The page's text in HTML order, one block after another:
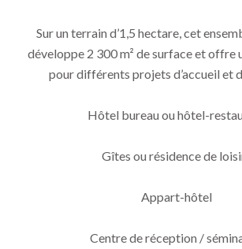
Sur un terrain d’1,5 hectare, cet
développe 2 300 m² de surface et
pour différents projets d’accueil et
Hôtel bureau ou hôtel-
Gîtes ou résidence de
Appart-hôtel
Centre de réception /